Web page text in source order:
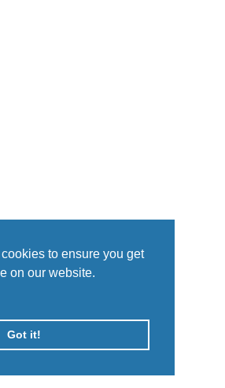
to ensure you get
on our website.
Got it!